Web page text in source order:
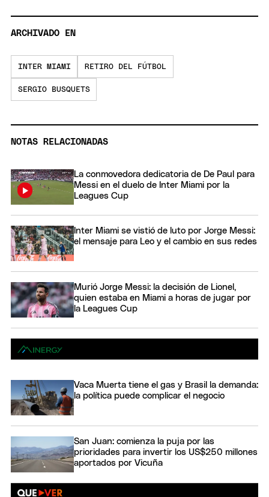
ARCHIVADO EN
INTER MIAMI RETIRO DEL FÚTBOL
SERGIO BUSQUETS
NOTAS RELACIONADAS
La conmovedora dedicatoria de De Paul para
Messi en el duelo de Inter Miami por la
Leagues Cup
Inter Miami se vistió de luto por Jorge Messi:
el mensaje para Leo y el cambio en sus redes
Murió Jorge Messi: la decisión de Lionel,
quien estaba en Miami a horas de jugar por
la Leagues Cup
Vaca Muerta tiene el gas y Brasil la demanda:
la política puede complicar el negocio
San Juan: comienza la puja por las
prioridades para invertir los US$250 millones
aportados por Vicuña